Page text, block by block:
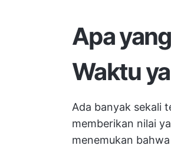
Apa
Waktu
Ada banyak sekali
memberikan nilai
menemukan